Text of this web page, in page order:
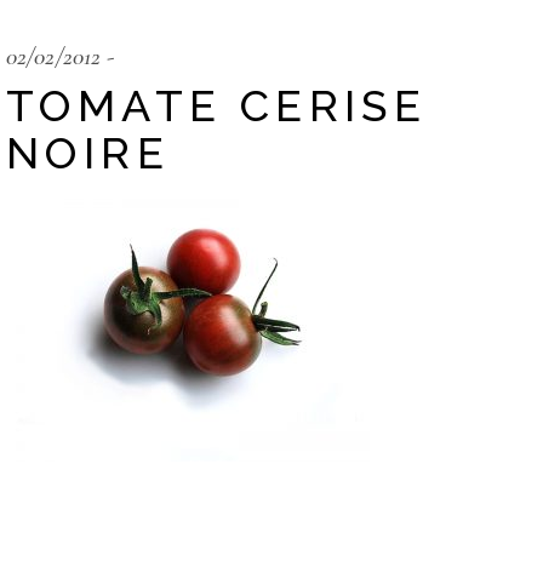
02/02/2012
TOMATE CERISE
NOIRE